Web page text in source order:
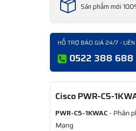
Sản phẩm mới
HỖ TRỢ BÁO GIÁ 24/7 -
0522 388 688
Cisco PWR-C5-
PWR-C5-1KWAC- Phân
Mạng